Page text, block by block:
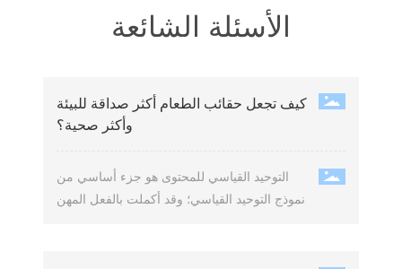
الأسئلة الشائعة
كيف تجعل حقائب الطعام أكثر صداقة للبيئة
وأكثر صحية؟
التوحيد القياسي للمحتوى هو جزء أساسي من
نموذج التوحيد القياسي؛ وقد أكملت بالفعل المهن